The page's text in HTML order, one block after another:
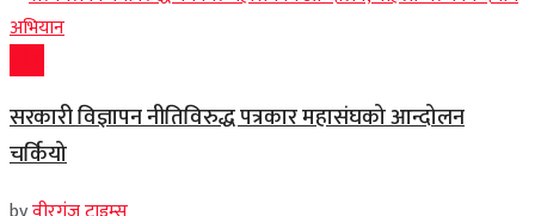
सरकारी विज्ञापन नीतिविरुद्ध पत्रकार महासंघको आन्दोलन
चर्कियो